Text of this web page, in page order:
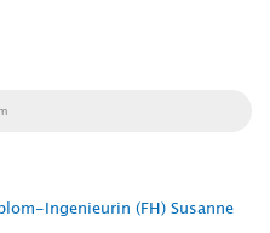
Ingenieurin (FH) Susanne